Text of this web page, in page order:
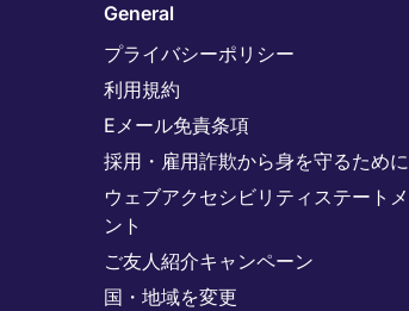
General
プライバシーポリシー
利用規約
Eメール免責条項
採用・雇用詐欺から身を守るために
ウェブアクセシビリティステートメ
ント
ご友人紹介キャンペーン
国・地域を変更